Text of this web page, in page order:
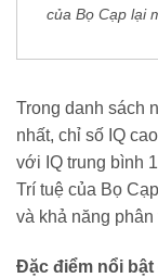
của Bọ Cạp lại
Trong danh sách
nhất, chỉ số IQ
với IQ trung bình
Trí tuệ của Bọ
và khả năng
Đặc điểm nổi bật